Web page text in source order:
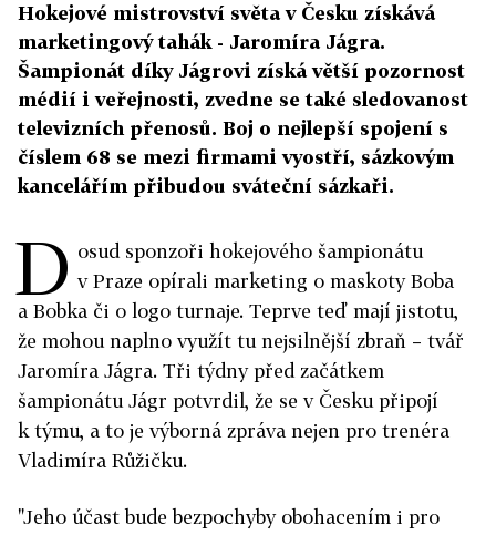
Hokejové mistrovství světa v Česku získává
marketingový tahák - Jaromíra Jágra.
Šampionát díky Jágrovi získá větší pozornost
médií i veřejnosti, zvedne se také sledovanost
televizních přenosů. Boj o nejlepší spojení s
číslem 68 se mezi firmami vyostří, sázkovým
kancelářím přibudou sváteční sázkaři.
D osud sponzoři hokejového šampionátu
v Praze opírali marketing o maskoty Boba
a Bobka či o logo turnaje. Teprve teď mají jistotu,
že mohou naplno využít tu nejsilnější zbraň – tvář
Jaromíra Jágra. Tři týdny před začátkem
šampionátu Jágr potvrdil, že se v Česku připojí
k týmu, a to je výborná zpráva nejen pro trenéra
Vladimíra Růžičku.
"Jeho účast bude bezpochyby obohacením i pro